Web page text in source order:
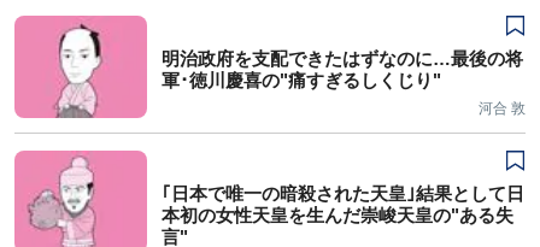
明治政府を支配できたはずなのに…最後の将
軍･徳川慶喜の"痛すぎるしくじり"
河合 敦
｢日本で唯一の暗殺された天皇｣結果として日
本初の女性天皇を生んだ崇峻天皇の"ある失
言"